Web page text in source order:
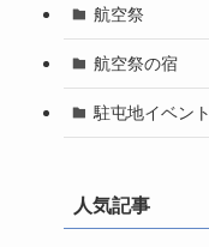
航空祭
航空祭の宿
駐屯地イベント
人気記事